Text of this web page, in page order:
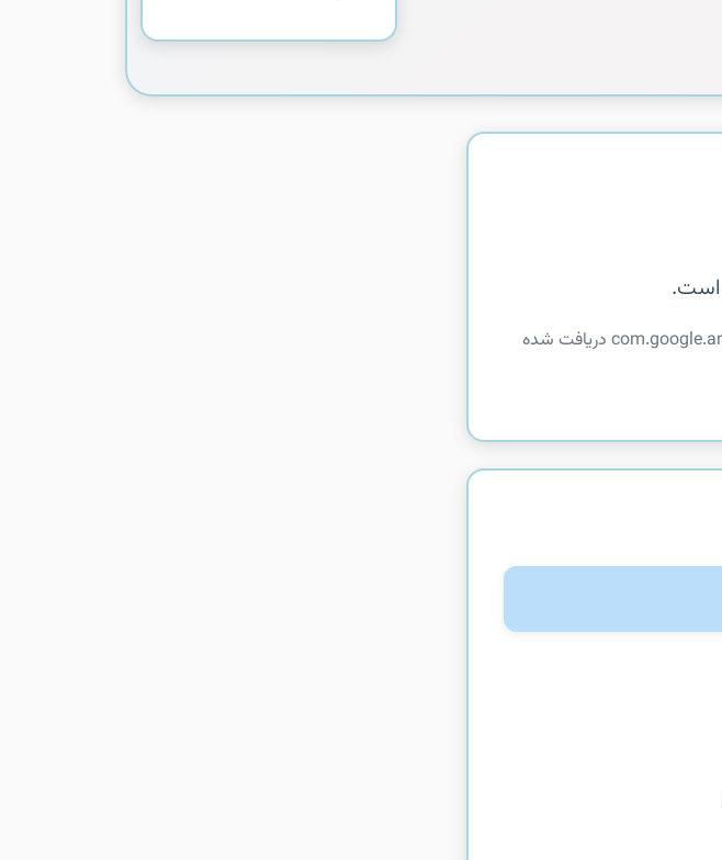
توضیحات در دسترس نیست. این اپلیکیشن از com.google.android.apps.youtube.sponsorships دریافت شده